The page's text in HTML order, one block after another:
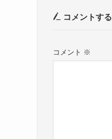
コメントする
コメント ※